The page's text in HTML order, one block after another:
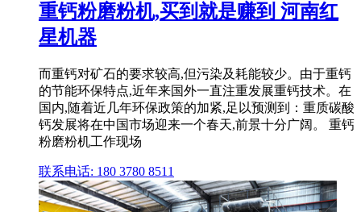
重钙粉磨粉机,买到就是赚到 河南红
星机器
而重钙对矿石的要求较高,但污染及耗能较少。由于重钙
的节能环保特点,近年来国外一直注重发展重钙技术。在
国内,随着近几年环保政策的加紧,足以预测到：重质碳酸
钙发展将在中国市场迎来一个春天,前景十分广阔。 重钙
粉磨粉机工作现场
联系电话: 180 3780 8511